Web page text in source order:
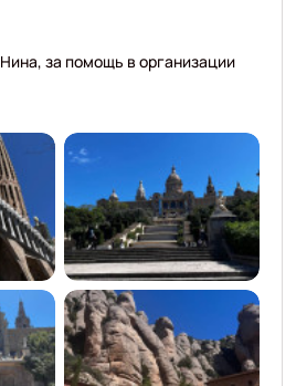
за помощь в организации